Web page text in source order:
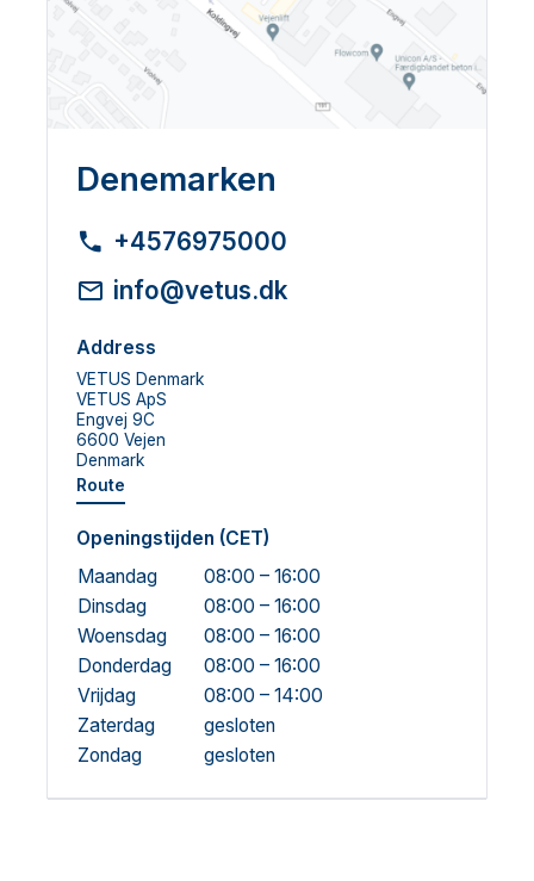
Denemarken
+4576975000
info@vetus.dk
Address
VETUS Denmark
VETUS ApS
Engvej 9C
6600 Vejen
Denmark
Route
Openingstijden (CET)
Maandag
08:00 – 16:00
Dinsdag
08:00 – 16:00
Woensdag
08:00 – 16:00
Donderdag
08:00 – 16:00
Vrijdag
08:00 – 14:00
Zaterdag
gesloten
Zondag
gesloten